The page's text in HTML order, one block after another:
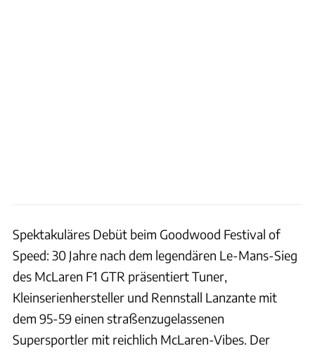
Spektakuläres Debüt beim Goodwood Festival of
Speed: 30 Jahre nach dem legendären Le-Mans-Sieg
des McLaren F1 GTR präsentiert Tuner,
Kleinserienhersteller und Rennstall Lanzante mit
dem 95-59 einen straßenzugelassenen
Supersportler mit reichlich McLaren-Vibes. Der